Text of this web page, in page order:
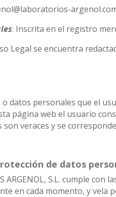
: Inscrita en el registro
Legal se encuentra
datos personales que el
página web el usuario
son veraces y se
de datos
ARGENOL, S.L. cumple
en cada momento, y